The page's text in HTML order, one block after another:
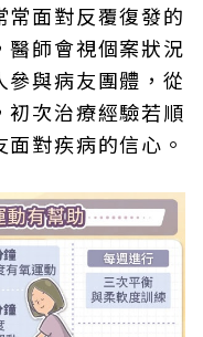
面對反覆復發的
醫師會視個案狀況
與病友團體，從
初次治療經驗若順
對疾病的信心。